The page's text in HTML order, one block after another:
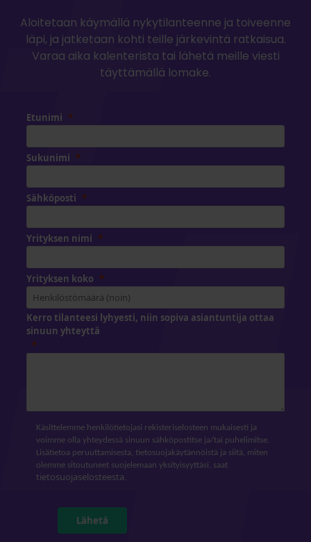
Aloitetaan käymällä nykytilanteenne ja toiveenne
läpi, ja jatketaan kohti teille järkevintä ratkaisua.
Varaa aika kalenterista tai lähetä meille viesti
täyttämällä lomake.
Etunimi
Sukunimi
Sähköposti
Yrityksen nimi
Yrityksen koko
Kerro tilanteesi lyhyesti, niin sopiva asiantuntija ottaa
sinuun yhteyttä
Käsittelemme henkilötietojasi rekisteriselosteen mukaisesti ja
voimme olla yhteydessä sinuun sähköpostitse ja/tai puhelimitse.
Lisätietoa peruuttamisesta, tietosuojakäytännöistä ja siitä, miten
olemme sitoutuneet suojelemaan yksityisyyttäsi, saat
tietosuojaselosteesta.
Lähetä